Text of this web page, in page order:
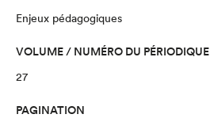
Enjeux pédagogiques
VOLUME / NUMÉRO DU PÉRIODIQUE
27
PAGINATION